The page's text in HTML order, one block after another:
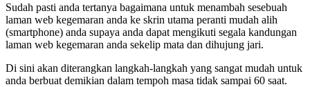
Sudah pasti anda tertanya bagaimana untuk menambah sesebuah
laman web kegemaran anda ke skrin utama peranti mudah alih
(smartphone) anda supaya anda dapat mengikuti segala kandungan
laman web kegemaran anda sekelip mata dan dihujung jari.
Di sini akan diterangkan langkah-langkah yang sangat mudah untuk
anda berbuat demikian dalam tempoh masa tidak sampai 60 saat.